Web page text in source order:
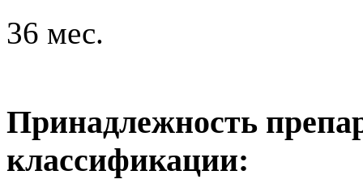
36 мес.
Принадлежность
классификации: